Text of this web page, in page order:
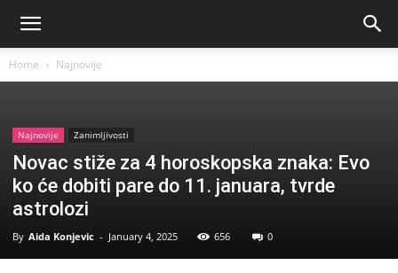
Home Najnovije
Najnovije Zanimljivosti
Novac stiže za 4 horoskopska znaka: Evo
ko će dobiti pare do 11. januara, tvrde
astrolozi
By Aida Konjevic - January 4, 2025 656 0